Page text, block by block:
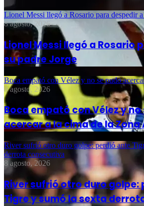
Lionel Messi llegó a Rosario para despedir
8 agosto, 2026
Lionel Messi llegó a Rosario
su padre Jorge
Boca empató con Vélez y no se pudo
8 agosto, 2026
Boca empató con Vélez y no
acercar a la cima de la Zona
River sufrió otro duro golpe: perdió ante
derrota consecutiva
8 agosto, 2026
River sufrió otro duro golpe:
Tigre y sumó la sexta